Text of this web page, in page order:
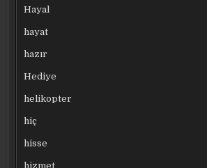
Hayal
hayat
hazır
Hediye
helikopter
hiç
hisse
hizmet